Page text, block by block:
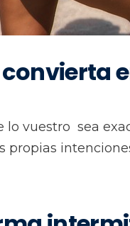
convierta
vuestro sea
propias